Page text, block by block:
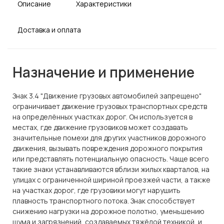
Описание Характеристики
Доставка и оплата
Назначение и применение
Знак 3.4 "Движение грузовых автомобилей запрещено"
ограничивает движение грузовых транспортных средств
на определённых участках дорог. Он используется в
местах, где движение грузовиков может создавать
значительные помехи для других участников дорожного
движения, вызывать повреждения дорожного покрытия
или представлять потенциальную опасность. Чаще всего
такие знаки устанавливаются вблизи жилых кварталов, на
улицах с ограниченной шириной проезжей части, а также
на участках дорог, где грузовики могут нарушить
плавность транспортного потока. Знак способствует
снижению нагрузки на дорожное полотно, уменьшению
шума и загрязнений, создаваемых тяжёлой техникой, и